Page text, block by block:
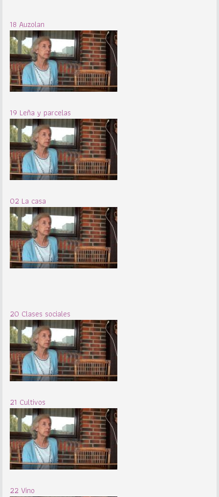
18 Auzolan
19 Leña y parcelas
02 La casa
20 Clases sociales
21 Cultivos
22 Vino